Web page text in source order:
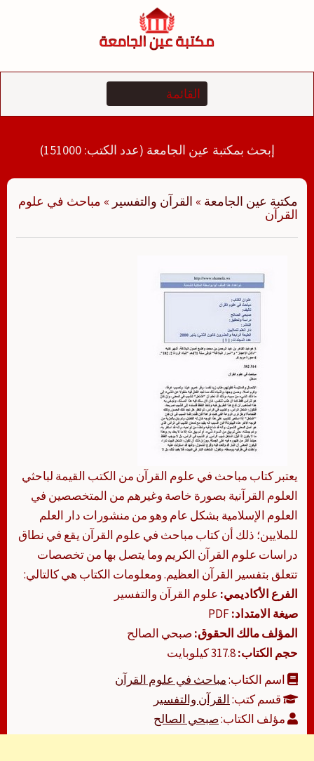
إبحث بمكتبة عين الجامعة (عدد الكتب: 151000)
مكتبة عين الجامعة » القرآن والتفسير » مباحث في علوم
القرآن
يعتبر كتاب مباحث في علوم القرآن من الكتب القيمة لباحثي
العلوم القرآنية بصورة خاصة وغيرهم من المتخصصين في
العلوم الإسلامية بشكل عام وهو من منشورات دار العلم
للملايين؛ ذلك أن كتاب مباحث في علوم القرآن يقع في نطاق
دراسات علوم القرآن الكريم وما يتصل بها من تخصصات
تتعلق بتفسير القرآن العظيم. ومعلومات الكتاب هي كالتالي:
الفرع الأكاديمي: علوم القرآن والتفسير
صيغة الامتداد:
المؤلف مالك الحقوق:صبحي الصالح
حجم الكتاب:
اسم الكتاب:مباحث في علوم القرآن
قسم كتب:القرآن والتفسير
مؤلف الكتاب:صبحي الصالح